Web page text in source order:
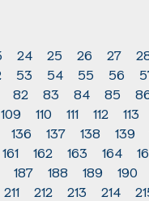
24 25 26 27
53 54 55 56
82 83 84 85
109 110 111 112 113
136 137 138 139
161 162 163 164
187 188 189 190
211 212 213 214